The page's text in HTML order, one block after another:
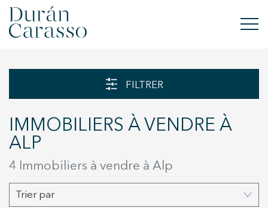
VENDRE
NOUVELLE CONSTRUCTION
INVESTISSEMENTS
FILTRER
IMMOBILIERS À VENDRE À
ALP
4 Immobiliers à vendre à Alp
Trier par